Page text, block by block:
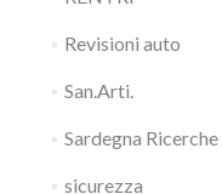
Revisioni auto
San.Arti.
Sardegna Ricerche
sicurezza